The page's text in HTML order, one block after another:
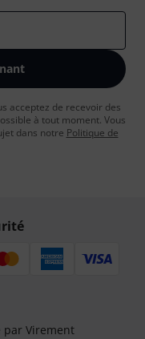
acceptez de recevoir des
à tout moment. Vous
dans notre Politique de
par Virement